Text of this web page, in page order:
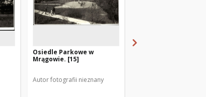
Osiedle Parkowe w
Mrągowie. [15]
Autor fotografii nieznany